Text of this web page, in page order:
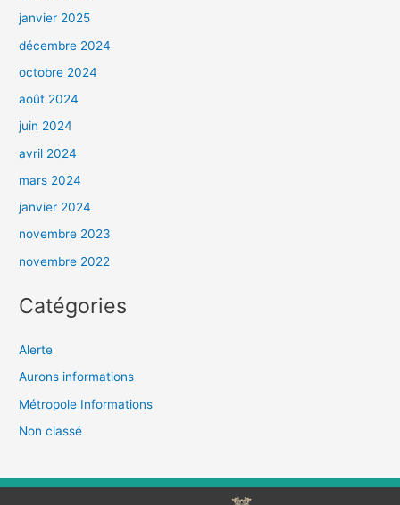
janvier 2025
décembre 2024
octobre 2024
août 2024
juin 2024
avril 2024
mars 2024
janvier 2024
novembre 2023
novembre 2022
Catégories
Alerte
Aurons informations
Métropole Informations
Non classé